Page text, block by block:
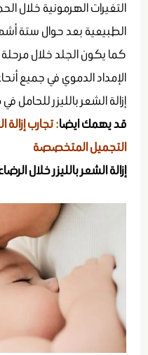
التغيرات الهرمونية خلال
الطبيعية بعد حوال ستة
كما يكون الجلد خلال
الإمداد الدموي في جميع
إزالة الشعر بالليزر
قد يهمك ايضا:تجارب
التجميل المتخصصة
إزالة الشعر بالليزر خلال